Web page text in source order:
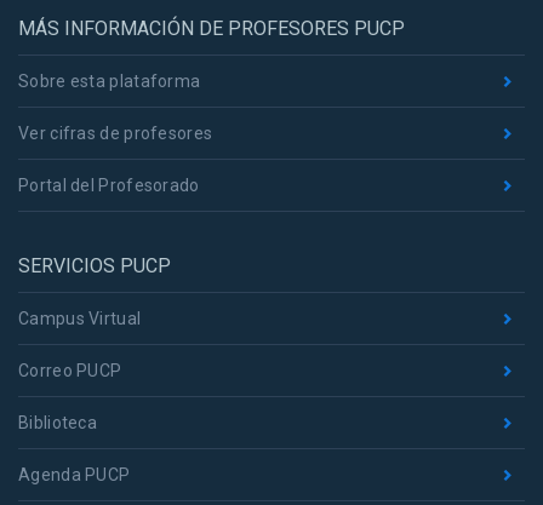
MÁS INFORMACIÓN DE PROFESORES PUCP
Sobre esta plataforma
Ver cifras de profesores
Portal del Profesorado
SERVICIOS PUCP
Campus Virtual
Correo PUCP
Biblioteca
Agenda PUCP